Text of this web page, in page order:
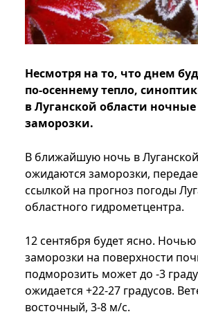
Несмотря на то, что днем
по-осеннему тепло,
в Луганской области
заморозки.
В ближайшую ночь в
ожидаются заморозки,
ссылкой на прогноз погоды
областного гидрометцентра.
12 сентября будет ясно.
заморозки на поверхности
подморозить может до -3
ожидается +22-27 градусов.
восточный, 3-8 м/с.